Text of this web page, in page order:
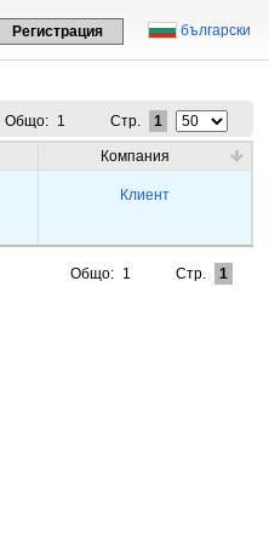
български
Регистрация
Общо: 1 Стр. 1
Компания
Клиент
Общо: 1 Стр. 1